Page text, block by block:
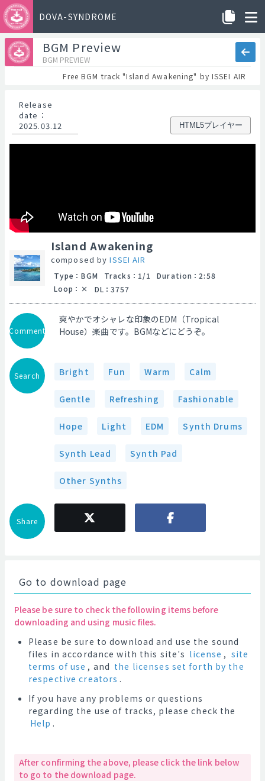
DOVA-SYNDROME
BGM Preview
BGM PREVIEW
Free BGM track "Island Awakening" by ISSEI AIR
Release
date ：
2025.03.12
HTML5プレイヤー
Island Awakening
composed byISSEI AIR
Type ： BGM Tracks ： 1/1 Duration ： 2:58
Loop ： DL ： 3757
Comment
爽やかでオシャレな印象のEDM（Tropical
House）楽曲です。BGMなどにどうぞ。
Search Bright Fun Warm Calm
Gentle Refreshing Fashionable
Hope Light EDM Synth Drums
Synth Lead Synth Pad
Other Synths
Share
Go to download page
Please be sure to check the following items before
downloading and using music files.
Please be sure to download and use the sound
files in accordance with this site's license , site
terms of use , and the licenses set forth by the
respective creators .
If you have any problems or questions
regarding the use of tracks, please check the
Help .
After confirming the above, please click the link below
to go to the download page.